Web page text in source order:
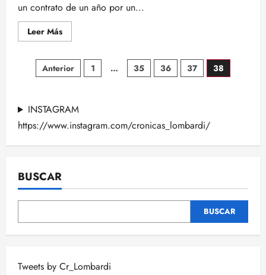
un contrato de un año por un...
Leer MásLeer
más
ODELL
BECKHAM
JR.,
con
un
contrato
de
año
hasta
Paginación
entradas
Anterior 1 … 35 36 37 38
INSTAGRAM
https://www.instagram.com/cronicas_lombardi/
BUSCAR
BUSCAR
Tweets by Cr_Lombardi